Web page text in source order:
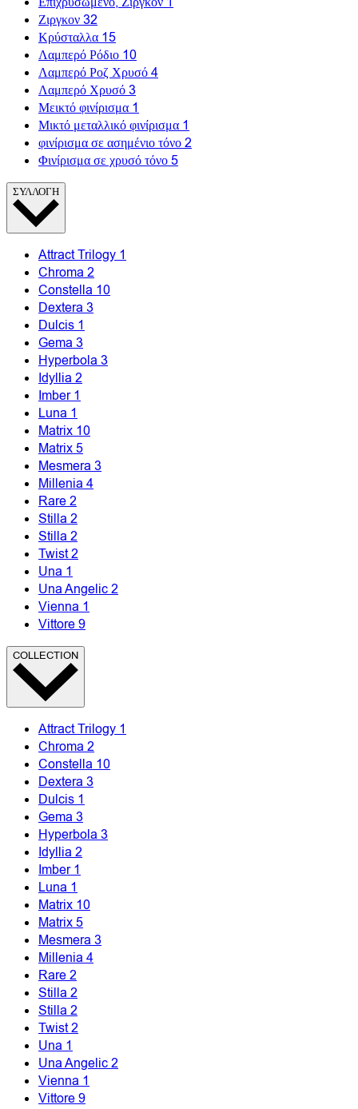
Ζιργκον32
Κρύσταλλα15
Λαμπερό Ρόδιο10
Λαμπερό Ροζ Χρυσό4
Λαμπερό Χρυσό3
Μεικτό φινίρισμα1
Μικτό μεταλλικό φινίρισμα1
φινίρισμα σε ασημένιο τόνο2
Φινίρισμα σε χρυσό τόνο5
ΣΥΛΛΟΓΗ
Attract Trilogy 1
Chroma 2
Constella 10
Dextera 3
Dulcis 1
Gema 3
Hyperbola 3
Idyllia 2
Imber 1
Luna 1
Matrix 10
Matrix5
Mesmera 3
Millenia 4
Rare2
Stilla 2
Stilla 2
Twist2
Una 1
Una Angelic2
Vienna 1
Vittore9
COLLECTION
Attract Trilogy 1
Chroma 2
Constella 10
Dextera 3
Dulcis 1
Gema 3
Hyperbola 3
Idyllia 2
Imber 1
Luna 1
Matrix 10
Matrix5
Mesmera 3
Millenia 4
Rare2
Stilla 2
Stilla 2
Twist2
Una 1
Una Angelic2
Vienna 1
Vittore9